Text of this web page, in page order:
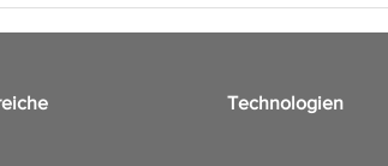
Technologien